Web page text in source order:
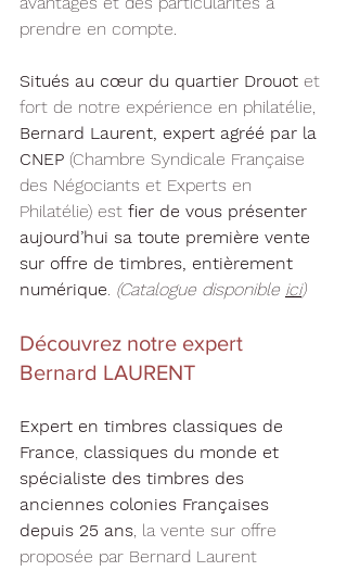
prendre en compte.
Situés au cœur du quartier Drouot et
fort de notre expérience en philatélie,
Bernard Laurent, expert agréé par la
CNEP (Chambre Syndicale Française
des Négociants et Experts en
Philatélie) est fier de vous présenter
aujourd’hui sa toute première vente
sur offre de timbres, entièrement
numérique. (Catalogue disponible ici)
Découvrez notre expert
Bernard LAURENT
Expert en timbres classiques de
France, classiques du monde et
spécialiste des timbres des
anciennes colonies Françaises
depuis 25 ans, la vente sur offre
proposée par Bernard Laurent